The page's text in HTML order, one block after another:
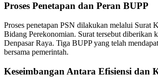
Proses Penetapan dan Peran BUPP
Proses penetapan PSN dilakukan melalui
Bidang Perekonomian. Surat tersebut diberikan
Denpasar Raya. Tiga BUPP yang telah
bersama pemerintah.
Keseimbangan Antara Efisiensi dan